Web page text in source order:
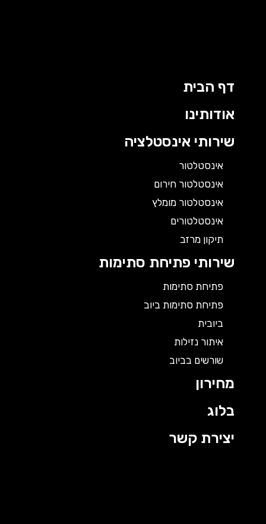
דף הבית
אודותינו
שירותי אינסטלציה
אינסטלטור
אינסטלטור חירום
אינסטלטור מומלץ
אינסטלטורים
תיקון מרזב
שירותי פתיחת סתימות
פתיחת סתימות
פתיחת סתימות ביוב
ביובית
איתור נזילות
שורשים בביוב
מחירון
בלוג
יצירת קשר